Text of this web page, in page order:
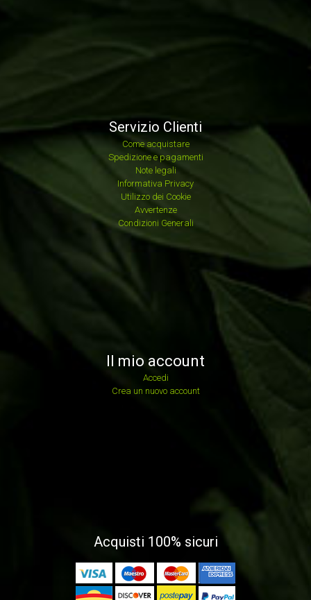
Servizio Clienti
Come acquistare
Spedizione e pagamenti
Note legali
Informativa Privacy
Utilizzo dei Cookie
Avvertenze
Condizioni Generali
Il mio account
Accedi
Crea un nuovo account
Acquisti 100% sicuri